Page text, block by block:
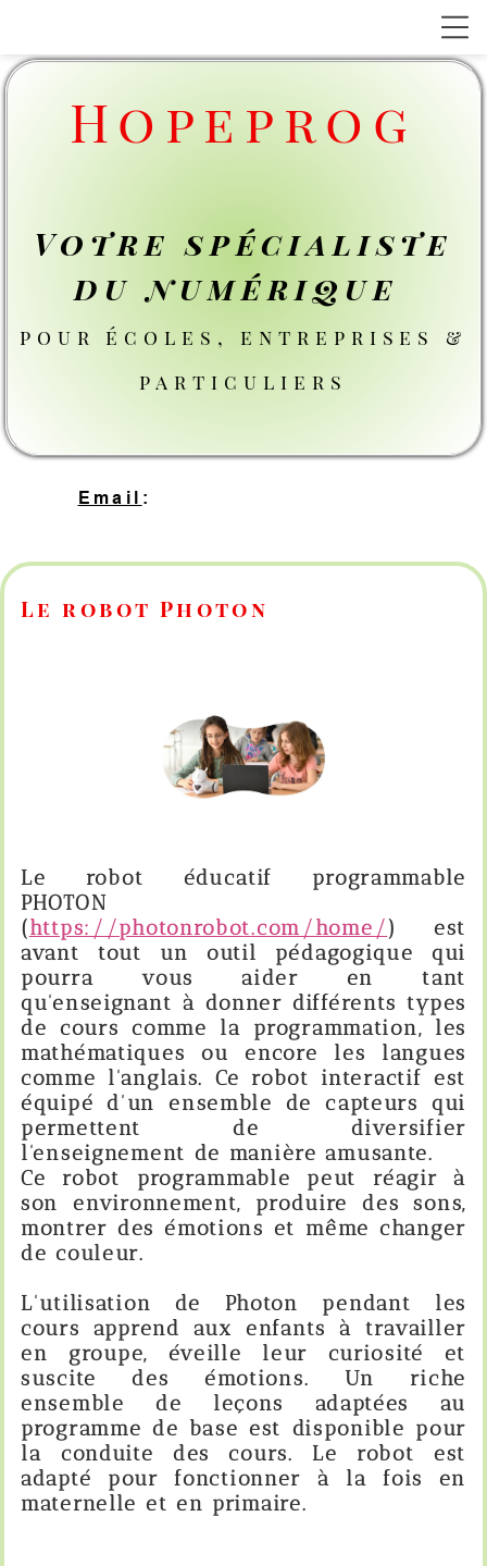
Hopeprog
Votre spécialiste
du numérique
pour écoles, entreprises &
particuliers
Email :
Le robot Photon
Le robot éducatif programmable
PHOTON
(https://photonrobot.com/home/) est
avant tout un outil pédagogique qui
pourra vous aider en tant
qu'enseignant à donner différents types
de cours comme la programmation, les
mathématiques ou encore les langues
comme l'anglais. Ce robot interactif est
équipé d'un ensemble de capteurs qui
permettent de diversifier
l'enseignement de manière amusante.
Ce robot programmable peut réagir à
son environnement, produire des sons,
montrer des émotions et même changer
de couleur.
L'utilisation de Photon pendant les
cours apprend aux enfants à travailler
en groupe, éveille leur curiosité et
suscite des émotions.
Un riche
ensemble de leçons adaptées au
programme de base est disponible pour
la conduite des cours.
Le robot est
adapté pour fonctionner à la fois en
maternelle et en primaire.